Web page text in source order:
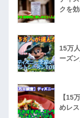
クを
15万
ーズ
【15
めレ